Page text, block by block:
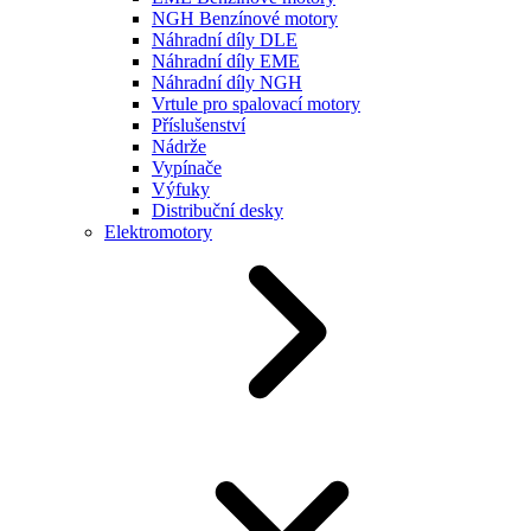
NGH Benzínové motory
Náhradní díly DLE
Náhradní díly EME
Náhradní díly NGH
Vrtule pro spalovací motory
Příslušenství
Nádrže
Vypínače
Výfuky
Distribuční desky
Elektromotory